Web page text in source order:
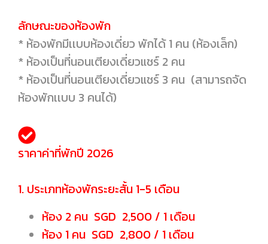
ลักษณะของห้องพัก
* ห้องพักมีเเบบห้องเดี่ยว พักได้ 1 คน (ห้องเล็ก)
* ห้องเป็นที่นอนเตียงเดี่ยวแชร์ 2 คน
* ห้องเป็นที่นอนเตียงเดี่ยวแชร์ 3 คน (สามารถจัด
ห้องพักเเบบ 3 คนได้)
ราคาค่าที่พักปี 2026
1. ประเภทห้องพักระยะสั้น 1-5 เดือน
ห้อง 2 คน SGD 2,500 / 1 เดือน
ห้อง 1 คน SGD 2,800 / 1 เดือน